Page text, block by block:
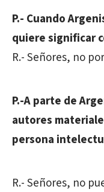
P.- Cuando
quiere significar
R.- Señores, no
P.-A parte de
autores
persona
R.- Señores, no